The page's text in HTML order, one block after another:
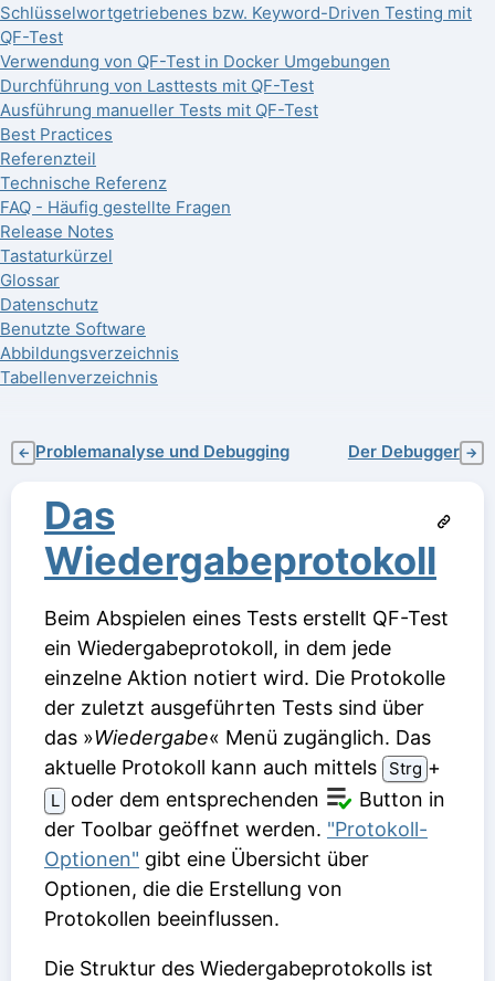
Schlüsselwortgetriebenes bzw. Keyword-Driven Testing mit
QF-Test
Verwendung von QF-Test in Docker Umgebungen
Durchführung von Lasttests mit QF-Test
Ausführung manueller Tests mit QF-Test
Best Practices
Referenzteil
Technische Referenz
FAQ - Häufig gestellte Fragen
Release Notes
Tastaturkürzel
Glossar
Datenschutz
Benutzte Software
Abbildungsverzeichnis
Tabellenverzeichnis
← Problemanalyse und Debugging Der Debugger →
Das
Wiedergabeprotokoll
Beim Abspielen eines Tests erstellt QF-Test
ein Wiedergabeprotokoll, in dem jede
einzelne Aktion notiert wird. Die Protokolle
der zuletzt ausgeführten Tests sind über
das »Wiedergabe« Menü zugänglich. Das
aktuelle Protokoll kann auch mittels
Strg ⁠+⁠
L oder dem entsprechenden
Button in
der Toolbar geöffnet werden. "Protokoll-
Optionen" gibt eine Übersicht über
Optionen, die die Erstellung von
Protokollen beeinflussen.
Die Struktur des Wiedergabeprotokolls ist